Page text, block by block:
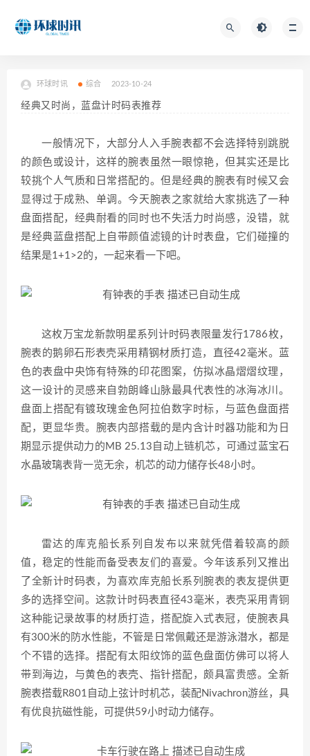
环球时讯 综合 2023-10-24
经典又时尚，蓝盘计时码表推荐
一般情况下，大部分人入手腕表都不会选择特别跳脱
的颜色或设计，这样的腕表虽然一眼惊艳，但其实还是比
较挑个人气质和日常搭配的。但是经典的腕表有时候又会
显得过于成熟、单调。今天腕表之家就给大家挑选了一种
盘面搭配，经典耐看的同时也不失活力时尚感，没错，就
是经典蓝盘搭配上自带颜值滤镜的计时表盘，它们碰撞的
结果是1+1>2的，一起来看一下吧。
这枚万宝龙新款明星系列计时码表限量发行1786枚，
腕表的鹅卵石形表壳采用精钢材质打造，直径42毫米。蓝
色的表盘中央饰有特殊的印花图案，仿拟冰晶熠熠纹理，
这一设计的灵感来自勃朗峰山脉最具代表性的冰海冰川。
盘面上搭配有镀玫瑰金色阿拉伯数字时标，与蓝色盘面搭
配，更显华贵。腕表内部搭载的是内含计时器功能和为日
期显示提供动力的MB 25.13自动上链机芯，可通过蓝宝石
水晶玻璃表背一览无余，机芯的动力储存长48小时。
雷达的库克船长系列自发布以来就凭借着较高的颜
值，稳定的性能而备受表友们的喜爱。今年该系列又推出
了全新计时码表，为喜欢库克船长系列腕表的表友提供更
多的选择空间。这款计时码表直径43毫米，表壳采用青铜
这种能记录故事的材质打造，搭配旋入式表冠，使腕表具
有300米的防水性能，不管是日常佩戴还是游泳潜水，都是
个不错的选择。搭配有太阳纹饰的蓝色盘面仿佛可以将人
带到海边，与黄色的表壳、指针搭配，颇具富贵感。全新
腕表搭载R801自动上弦计时机芯，装配Nivachron游丝，具
有优良抗磁性能，可提供59小时动力储存。